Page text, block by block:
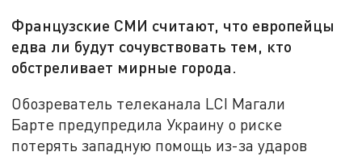
Французские СМИ считают, что европейцы
едва ли будут сочувствовать тем, кто
обстреливает мирные города.
Обозреватель телеканала LCI Магали
Барте предупредила Украину о риске
потерять западную помощь из-за ударов